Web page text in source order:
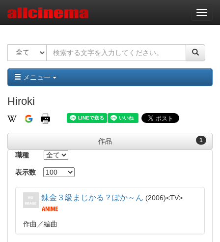
ナ
ビ
ー
ョ
ン
メニュー
Hiroki
1
作品
職種
表示数
錬金３級まじかる？ぽか～ん 2006 TV
作曲 編曲